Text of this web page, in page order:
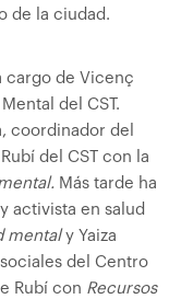
de la ciudad.
cargo de Vicenç
del CST.
coordinador del
del CST con la
Más tarde ha
activista en salud
mentaly Yaiza
del Centro
Rubí con Recursos